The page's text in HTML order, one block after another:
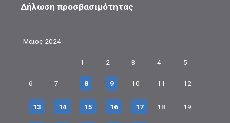
Δήλωση προσβασιμότητας
Μάιος 2024
1 2 3 4 5
6 7 8 9 10 11 12
13 14 15 16 17 18 19